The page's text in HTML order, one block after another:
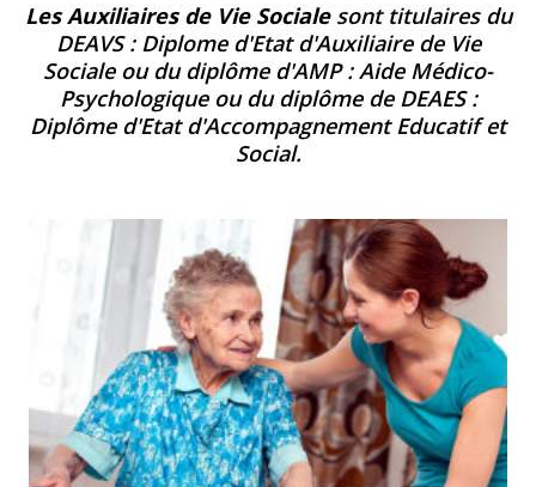
Les Auxiliaires de Vie Socialesont titulaires du
DEAVS : Diplome d'Etat d'Auxiliaire de Vie
Sociale ou du diplôme d'AMP : Aide Médico-
Psychologique ou du diplôme de DEAES :
Diplôme d'Etat d'Accompagnement Educatif et
Social.